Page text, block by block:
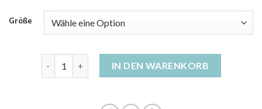
Größe
daunenparka damen MengeIN DEN WARENKORB